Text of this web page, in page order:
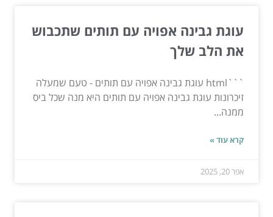
עוגת גבינה אפויה עם תותים שתכבוש
את הלב שלך
```html עוגת גבינה אפויה עם תותים - טעם שמעלה
זיכרונות עוגת גבינה אפויה עם תותים היא מנה שכל ביס
ממנה...
קרא עוד »
אפר 20, 2025